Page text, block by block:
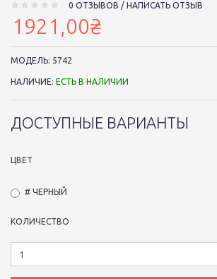
0 ОТЗЫВОВ / НАПИСАТЬ ОТЗЫВ
1921,00₴
МОДЕЛЬ: 5742
НАЛИЧИЕ: ЕСТЬ В НАЛИЧИИ
ДОСТУПНЫЕ ВАРИАНТЫ
ЦВЕТ
# ЧЕРНЫЙ
КОЛИЧЕСТВО